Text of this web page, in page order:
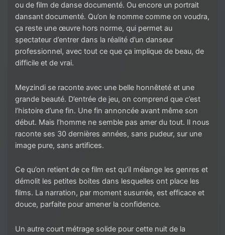
ou de film de danse documenté. Ou encore un portrait
dansant documenté. Qu’on le nomme comme on voudra,
ça reste une œuvre hors norme, qui permet au
spectateur d’entrer dans la réalité d’un danseur
professionnel, avec tout ce que ça implique de beau, de
difficile et de vrai.
Meyzindi se raconte avec une belle honnêteté et une
grande beauté. D’entrée de jeu, on comprend que c’est
l’histoire d’une fin. Une fin annoncée avant même son
début. Mais l’homme ne semble pas amer du tout. Il nous
raconte ses 30 dernières années, sans pudeur, sur une
image pure, sans artifices.
Ce qu’on retient de ce film est qu’il mélange les genres et
démolit les petites boites dans lesquelles ont place les
films. La narration, par moment susurrée, est efficace et
douce, parfaite pour amener la confidence.
Un autre court métrage solide pour cette nuit de la